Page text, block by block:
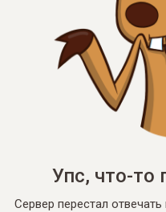
Упс, что-то
Сервер перестал